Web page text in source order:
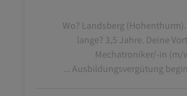
Wo? Landsberg
lange? 3,5 Jahre. Deine
Mechatroniker/-in
Ausbildungsvergütung